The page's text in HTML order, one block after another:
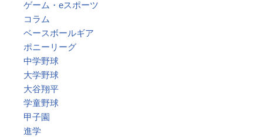
ゲーム・eスポーツ
コラム
ベースボールギア
ポニーリーグ
中学野球
大学野球
大谷翔平
学童野球
甲子園
進学